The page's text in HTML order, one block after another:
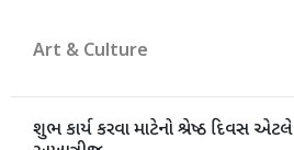
Art & Culture
શુભ કાર્ય કરવા માટેનો શ્રેષ્ઠ દિવસ એટલે